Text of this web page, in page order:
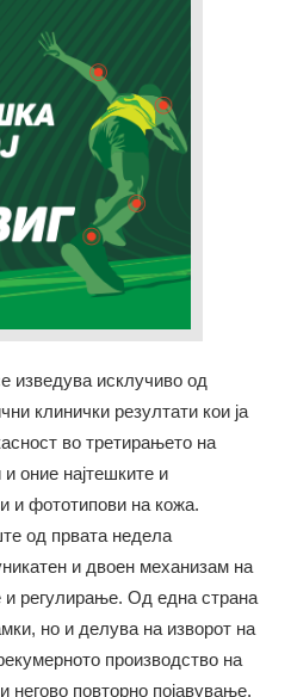
изведува исклучиво од
клинички резултати кои ја
во третирањето на
оние најтешките и
и фототипови на кожа.
од првата недела
и двоен механизам на
регулирање. Од една страна
но и делува на изворот на
производство на
негово повторно појавување.